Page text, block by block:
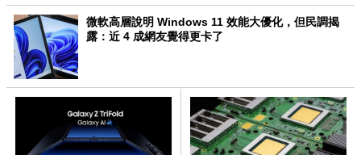
微軟高層說明 Windows 11 效能大優化，但民調揭
露：近 4 成網友覺得更卡了